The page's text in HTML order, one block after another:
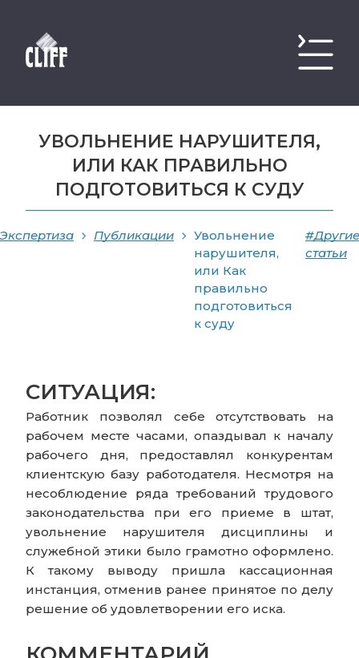
УВОЛЬНЕНИЕ НАРУШИТЕЛЯ,
ИЛИ КАК ПРАВИЛЬНО
ПОДГОТОВИТЬСЯ К СУДУ
Экспертиза Публикации
Увольнение
нарушителя,
или Как
правильно
подготовиться
к суду
#Другие
статьи
СИТУАЦИЯ:
Работник позволял себе отсутствовать на
рабочем месте часами, опаздывал к началу
рабочего дня, предоставлял конкурентам
клиентскую базу работодателя. Несмотря на
несоблюдение ряда требований трудового
законодательства при его приеме в штат,
увольнение нарушителя дисциплины и
служебной этики было грамотно оформлено.
К такому выводу пришла кассационная
инстанция, отменив ранее принятое по делу
решение об удовлетворении его иска.